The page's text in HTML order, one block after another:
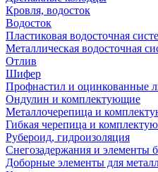
Кровля, водосток
Водосток
Пластиковая водосточная
Металлическая водосточная
Отлив
Шифер
Профнастил и оцинкованные
Ондулин и комплектующие
Металлочерепица и
Гибкая черепица и
Рубероид, гидроизоляция
Снегозадержания и элементы
Доборные элементы для